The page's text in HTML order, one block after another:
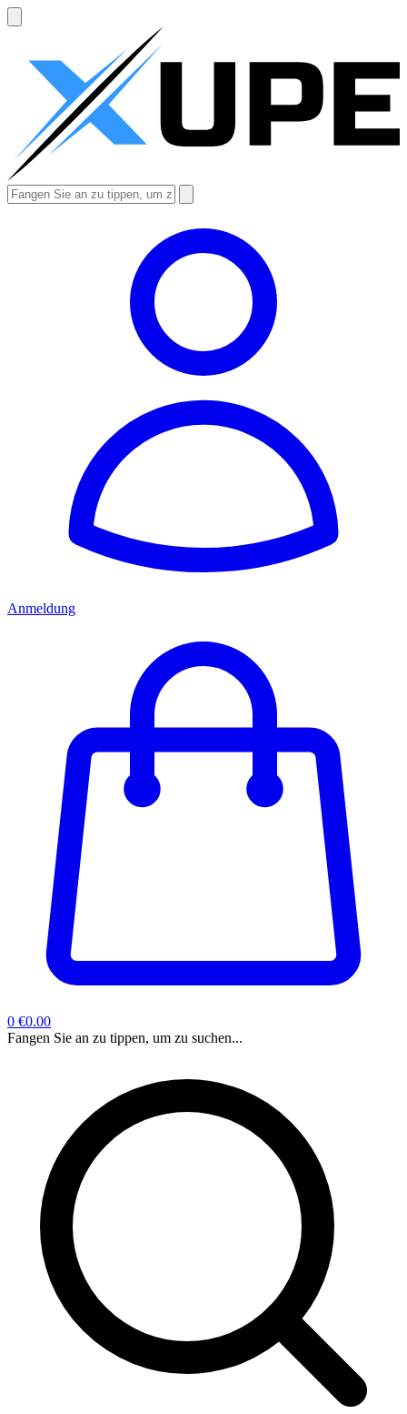
Anmeldung
0 €0.00
Fangen Sie an zu tippen, um zu suchen...